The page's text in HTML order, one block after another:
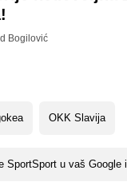
Bogilović
OKK Slavija
SportSport u vaš Google